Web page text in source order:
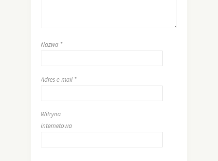
Nazwa *
Adres e-mail *
Witryna
internetowa